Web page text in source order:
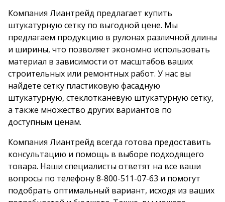
Компания Лиантрейд предлагает купить
штукатурную сетку по выгодной цене. Мы
предлагаем продукцию в рулонах различной длины
и ширины, что позволяет экономно использовать
материал в зависимости от масштабов ваших
строительных или ремонтных работ. У нас вы
найдете сетку пластиковую фасадную
штукатурную, стеклотканевую штукатурную сетку,
а также множество других вариантов по
доступным ценам.
Компания Лиантрейд всегда готова предоставить
консультацию и помощь в выборе подходящего
товара. Наши специалисты ответят на все ваши
вопросы по телефону8-800-511-07-63 и помогут
подобрать оптимальный вариант, исходя из ваших